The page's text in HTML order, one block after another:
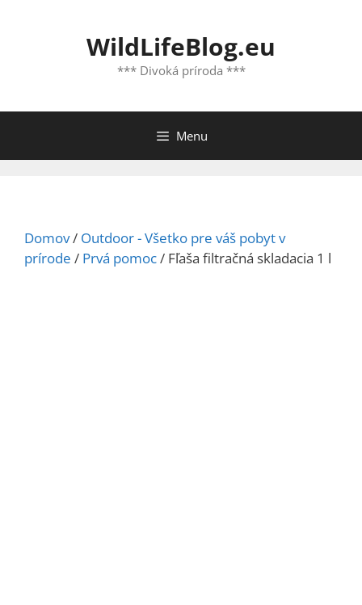
WildLifeBlog.eu
*** Divoká príroda ***
Menu
Domov/ Outdoor - Všetko pre váš pobyt v
prírode / Prvá pomoc/ Fľaša filtračná skladacia 1 l